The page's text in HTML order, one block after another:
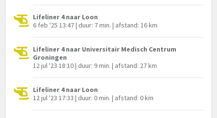
Lifeliner 4 naar Loon
6 feb '25 13:47 | duur: 7 min. | afstand: 16 km
Lifeliner 4 naar Universitair Medisch Centrum
Groningen
12 jul '23 18:10 | duur: 9 min. | afstand: 27 km
Lifeliner 4 naar Loon
12 jul '23 17:33 | duur: 0 min. | afstand: 0 km